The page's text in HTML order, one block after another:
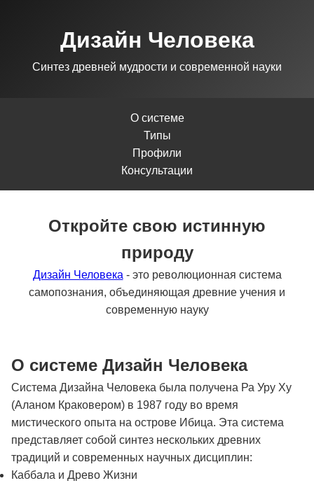
Дизайн Человека
Синтез древней мудрости и современной науки
О системе
Типы
Профили
Консультации
Откройте свою истинную
природу
Дизайн Человека - это революционная система
самопознания, объединяющая древние учения и
современную науку
О системе Дизайн Человека
Система Дизайна Человека была получена Ра Уру Ху
(Аланом Краковером) в 1987 году во время
мистического опыта на острове Ибица. Эта система
представляет собой синтез нескольких древних
традиций и современных научных дисциплин:
Каббала и Древо Жизни